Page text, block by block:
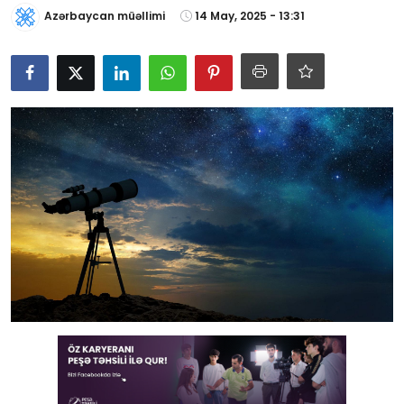
Reklam və elan
Biz kimik?
Bütün xəbərlər
Gündəlik
Rəsmi
Təhsil
Müsahibə
Elm və innovasiya
Azərbaycan müəllimi 14 May, 2025 - 13:31